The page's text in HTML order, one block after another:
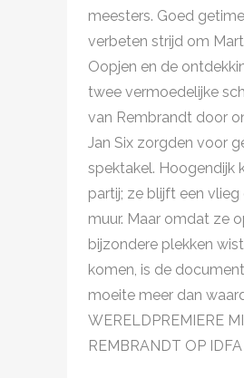
meesters. Goed
verbeten strijd om
Oopjen en de
twee vermoedelijke
van Rembrandt door
Jan Six zorgden voor
spektakel. Hoogendijk
partij; ze blijft een
muur. Maar omdat ze
bijzondere plekken
komen, is de
moeite meer dan
WERELDPREMIERE
REMBRANDT OP IDFA